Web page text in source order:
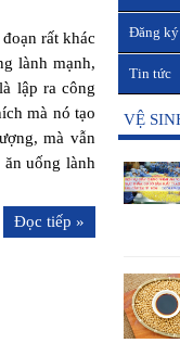
rất khác
lành mạnh,
lập ra công
mà nó tạo
mà vẫn
uống lành
Đọc tiếp »
Đăng
Tin tức
VỆ